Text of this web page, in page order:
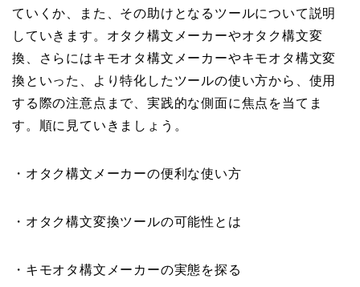
ていくか、また、その助けとなるツールについて説明
していきます。オタク構文メーカーやオタク構文変
換、さらにはキモオタ構文メーカーやキモオタ構文変
換といった、より特化したツールの使い方から、使用
する際の注意点まで、実践的な側面に焦点を当てま
す。順に見ていきましょう。
・オタク構文メーカーの便利な使い方
・オタク構文変換ツールの可能性とは
・キモオタ構文メーカーの実態を探る